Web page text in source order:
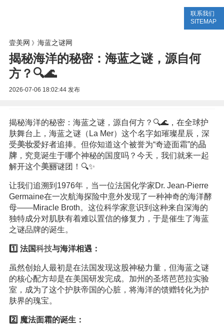
联系我们
SITEMAP
壹美网 》 海蓝之谜网
揭秘海洋的秘密：海蓝之谜，源自何
方？🔍🌊
2026-07-06 18:02:44发布
揭秘海洋的秘密：海蓝之谜，源自何方？🔍🌊，在全球护
肤舞台上，海蓝之谜（La Mer）这个名字如璀璨星辰，深
受美妆爱好者追捧。但你知道这个被誉为“奇迹面霜”的品
牌，究竟诞生于哪个神秘的国度吗？今天，我们就来一起
解开这个美丽谜团！🔍✨
让我们追溯到1976年，当一位法国化学家Dr. Jean-Pierre
Germaine在一次航海探险中意外发现了一种神奇的海洋酵
母——Miracle Broth。这位科学家意识到这种来自深海的
独特成分对肌肤有着难以置信的修复力，于是催生了海蓝
之谜品牌的诞生。
1️⃣ 法国科技与海洋相遇：
虽然创始人最初是在法国发现这股神秘力量，但海蓝之谜
的核心配方却是在美国研发完成。加州的圣塔芭芭拉实验
室，成为了这个护肤帝国的心脏，将海洋的馈赠转化为护
肤界的瑰宝。
2️⃣ 魔法面霜的诞生：